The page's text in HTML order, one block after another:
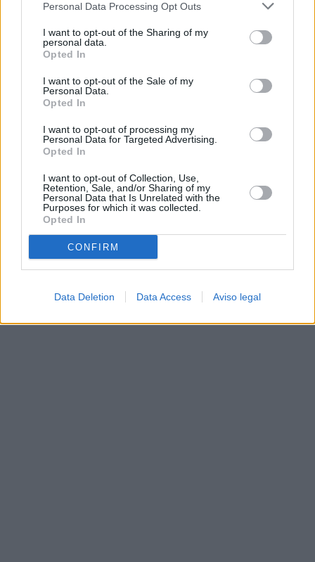
negar su consentimiento. Tenga en cuenta que algún
de su consentimiento, pero usted tiene el derecho de
rechazar tal procesamiento. Sus preferencias se aplicarán
cualquier momento entrando de nuevo en este sitio web o
visitando nuestra política de privacidad.
Personal Data Processing Opt Outs
I want to opt-out of the Sharing of my
personal data.
Opted In
I want to opt-out of the Sale of my
Personal Data.
Opted In
I want to opt-out of processing my
Personal Data for Targeted Advertising.
Opted In
I want to opt-out of Collection, Use,
Retention, Sale, and/or Sharing of my
Personal Data that Is Unrelated with the
Purposes for which it was collected.
Opted In
CONFIRM
Data Deletion Data Access Aviso legal